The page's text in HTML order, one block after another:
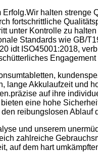
halten strenge
fortschrittliche
unter Kontrolle zu
Standards wie GB/
idt ISO45001:2018,
lange Akkulaufzeit und
auf ihre
eine hohe
reibungslosen
und unserem
zahlreiche
auf dem hart